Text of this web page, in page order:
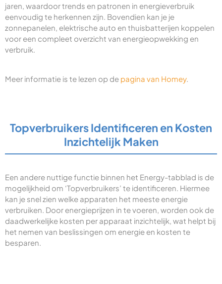
jaren, waardoor trends en patronen in energieverbruik
eenvoudig te herkennen zijn. Bovendien kan je je
zonnepanelen, elektrische auto en thuisbatterijen koppelen
voor een compleet overzicht van energieopwekking en
verbruik.
Meer informatie is te lezen op de pagina van Homey.
Topverbruikers Identificeren en Kosten
Inzichtelijk Maken
Een andere nuttige functie binnen het Energy-tabblad is de
mogelijkheid om ‘Topverbruikers’ te identificeren. Hiermee
kan je snel zien welke apparaten het meeste energie
verbruiken. Door energieprijzen in te voeren, worden ook de
daadwerkelijke kosten per apparaat inzichtelijk, wat helpt bij
het nemen van beslissingen om energie en kosten te
besparen.